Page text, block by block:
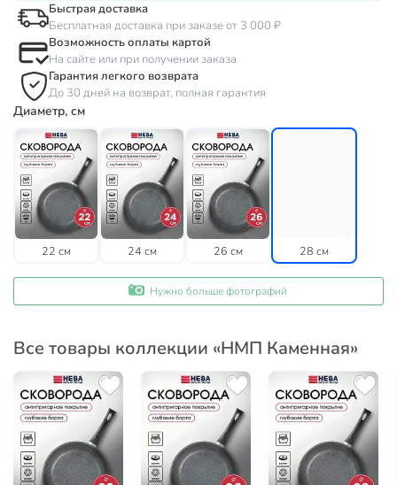
Быстрая доставка
Бесплатная доставка при заказе от 3 000 ₽
Возможность оплаты картой
На сайте или при получении заказа
Гарантия легкого возврата
До 30 дней на возврат, полная гарантия
Диаметр, см
22 см 24 см 26 см 28 см
Нужно больше фотографий
Все товары коллекции «НМП Каменная»